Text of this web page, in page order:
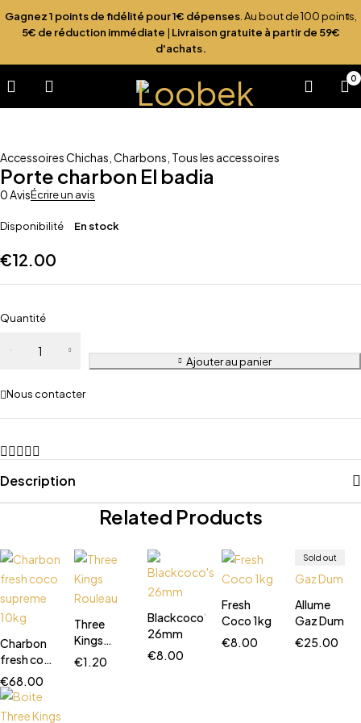
Gagnez 1 points de fidélité pour 1€ dépenses. Au bout de 100 points,
5€ de réduction immédiate | Livraison gratuite à partir de 59€
d'achats.
0
Accessoires Chichas Charbons Tous les accessoires
Porte charbon El badia
0 AvisÉcrire un avis
Disponibilité En stock
€12.00
Quantité
Ajouter au panier
Nous contacter
Description
Related Products
Charbon
fresh coco
supreme
10kg
€68.00
Three
Kings
Rouleau
€1.20
Blackcoco's
26mm
€8.00
Fresh
Coco 1kg
€8.00
Sold out
Allume
Gaz Dum
€25.00